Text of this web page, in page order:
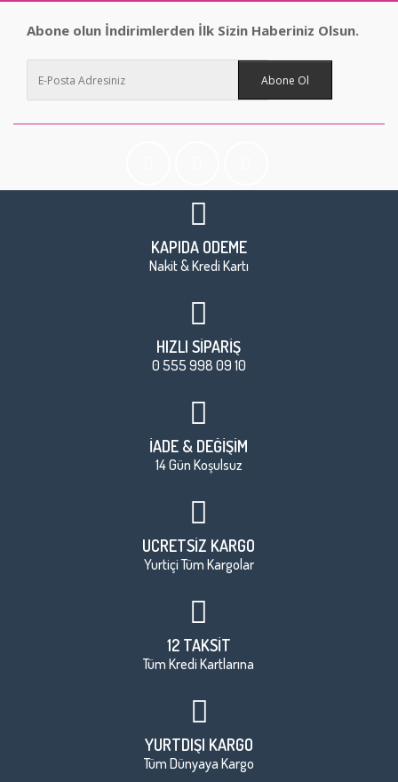
Abone olun İndirimlerden İlk Sizin Haberiniz Olsun.
Abone Ol
KAPIDA ÖDEME
Nakit & Kredi Kartı
HIZLI SİPARİŞ
0 555 998 09 10
İADE & DEĞİŞİM
14 Gün Koşulsuz
ÜCRETSİZ KARGO
Yurtiçi Tüm Kargolar
12 TAKSİT
Tüm Kredi Kartlarına
YURTDIŞI KARGO
Tüm Dünyaya Kargo